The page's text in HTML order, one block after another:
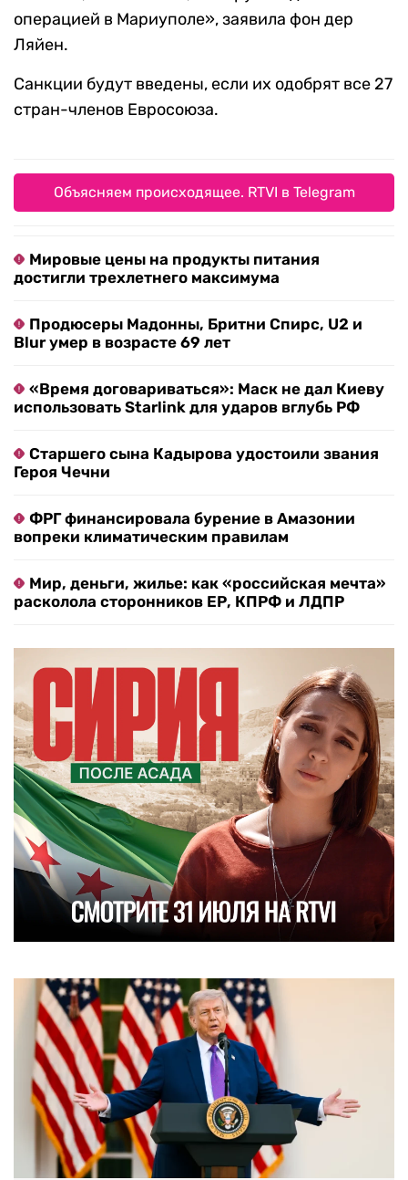
операцией в Мариуполе», заявила фон дер
Ляйен.
Санкции будут введены, если их одобрят все 27
стран-членов Евросоюза.
Объясняем происходящее. RTVI в Telegram
Мировые цены на продукты питания
достигли трехлетнего максимума
Продюсеры Мадонны, Бритни Спирс, U2 и
Blur умер в возрасте 69 лет
«Время договариваться»: Маск не дал Киеву
использовать Starlink для ударов вглубь РФ
Старшего сына Кадырова удостоили звания
Героя Чечни
ФРГ финансировала бурение в Амазонии
вопреки климатическим правилам
Мир, деньги, жилье: как «российская мечта»
расколола сторонников ЕР, КПРФ и ЛДПР